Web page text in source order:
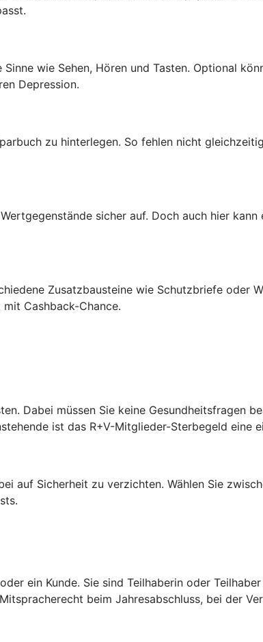
wie Sehen, Hören und Tasten. Optional
Depression.
zu hinterlegen. So fehlen nicht
sicher auf. Doch auch hier kann
Zusatzbausteine wie Schutzbriefe oder
Cashback-Chance.
Dabei müssen Sie keine Gesundheitsfragen
ist das R+V-Mitglieder-Sterbegeld eine
auf Sicherheit zu verzichten. Wählen Sie
ein Kunde. Sie sind Teilhaberin oder
beim Jahresabschluss, bei der